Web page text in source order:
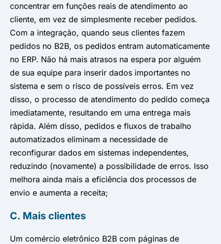
concentrar em funções reais de atendimento ao
cliente, em vez de simplesmente receber pedidos.
Com a integração, quando seus clientes fazem
pedidos no B2B, os pedidos entram automaticamente
no ERP. Não há mais atrasos na espera por alguém
de sua equipe para inserir dados importantes no
sistema e sem o risco de possíveis erros. Em vez
disso, o processo de atendimento do pedido começa
imediatamente, resultando em uma entrega mais
rápida. Além disso, pedidos e fluxos de trabalho
automatizados eliminam a necessidade de
reconfigurar dados em sistemas independentes,
reduzindo (novamente) a possibilidade de erros. Isso
melhora ainda mais a eficiência dos processos de
envio e aumenta a receita;
C. Mais clientes
Um comércio eletrônico B2B com páginas de